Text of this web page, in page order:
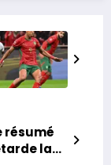
résumé
la